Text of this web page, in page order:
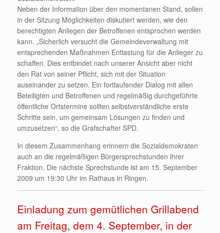
Neben der Information über den momentanen Stand, sollen
in der Sitzung Möglichkeiten diskutiert werden, wie den
berechtigten Anliegen der Betroffenen entsprochen werden
kann. „Sicherlich versucht die Gemeindeverwaltung mit
entsprechenden Maßnahmen Entlastung für die Anlieger zu
schaffen. Dies entbindet nach unserer Ansicht aber nicht
den Rat von seiner Pflicht, sich mit der Situation
auseinander zu setzen. Ein fortlaufender Dialog mit allen
Beteiligten und Betroffenen und regelmäßig durchgeführte
öffentliche Ortstermine sollten selbstverständliche erste
Schritte sein, um gemeinsam Lösungen zu finden und
umzusetzen“, so die Grafschafter SPD.
In diesem Zusammenhang erinnern die Sozialdemokraten
auch an die regelmäßigen Bürgersprechstunden ihrer
Fraktion. Die nächste Sprechstunde ist am 15. September
2009 um 19:30 Uhr im Rathaus in Ringen.
Einladung zum gemütlichen Grillabend
am Freitag, dem 4. September, in der